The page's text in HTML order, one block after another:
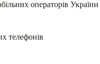
операторів України
телефонів